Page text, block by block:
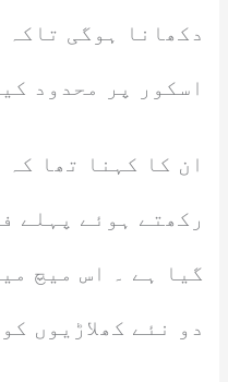
دکھانا ہوگی
اسکور پر محدود
ان کا کہنا تھا کہ
رکھتے ہوئے پہلے
گیا ہے ۔ اس میچ
دو نئے کھلاڑیوں